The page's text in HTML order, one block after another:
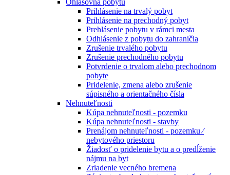
Ohlasovňa pobytu
Prihlásenie na trvalý pobyt
Prihlásenie na prechodný pobyt
Prehlásenie pobytu v rámci mesta
Odhlásenie z pobytu do zahraničia
Zrušenie trvalého pobytu
Zrušenie prechodného pobytu
Potvrdenie o trvalom alebo prechodnom
pobyte
Pridelenie, zmena alebo zrušenie
súpisného a orientačného čísla
Nehnuteľnosti
Kúpa nehnuteľnosti - pozemku
Kúpa nehnuteľnosti - stavby
Prenájom nehnuteľnosti - pozemku ⁄
nebytového priestoru
Žiadosť o pridelenie bytu a o predĺženie
nájmu na byt
Zriadenie vecného bremena